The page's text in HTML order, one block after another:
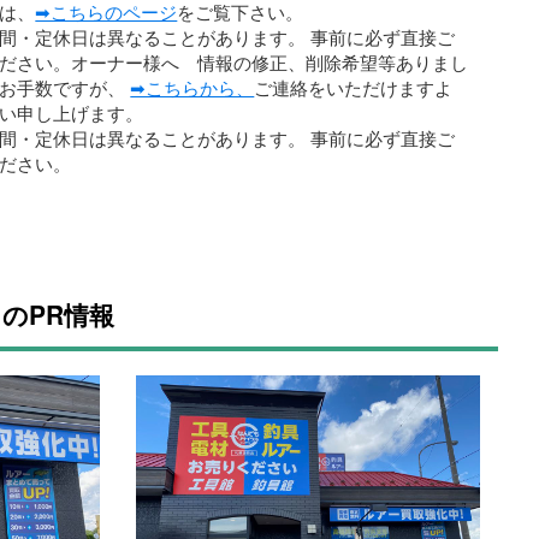
、➡こちらのページをご覧下さい。
・定休日は異なることがあります。 事前に必ず直接ご
さい。オーナー様へ 情報の修正、削除希望等ありまし
手数ですが、➡こちらから、 ご連絡をいただけますよ
申し上げます。
・定休日は異なることがあります。 事前に必ず直接ご
さい。
PR情報